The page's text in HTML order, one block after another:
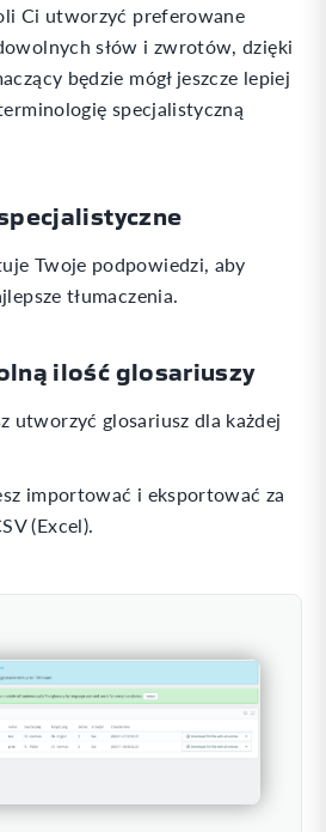
Ci utworzyć preferowane
słów i zwrotów, dzięki
będzie mógł jeszcze lepiej
specjalistyczną
Twoje podpowiedzi, aby
tłumaczenia.
ilość glosariuszy
utworzyć glosariusz dla każdej
importować i eksportować za
(Excel).